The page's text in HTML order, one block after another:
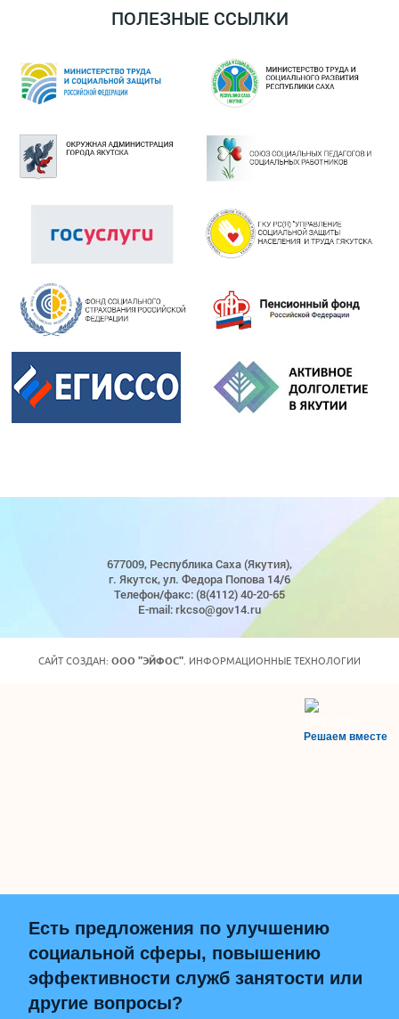
ПОЛЕЗНЫЕ ССЫЛКИ
677009, Республика Саха (Якутия),
г. Якутск, ул. Федора Попова 14/6
Телефон/факс: (8(4112) 40-20-65
E-mail: rkcso@gov14.ru
САЙТ СОЗДАН: ООО "ЭЙФОС" . ИНФОРМАЦИОННЫЕ ТЕХНОЛОГИИ
Решаем вместе
Есть предложения по улучшению
социальной сферы, повышению
эффективности служб занятости или
другие вопросы?